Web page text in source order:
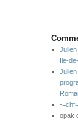
Julien
Ile-
Julien
-
opak